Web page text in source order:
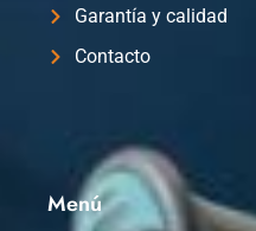
Garantía y calidad
Contacto
Menú